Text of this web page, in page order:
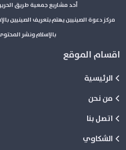
أحد مشاريع جمعية طريق
مركز دعوة الصينيين يهتم بتعريف الصينيين
بالإسلام ونشر
اقسام الموقع
الرئيسية
من نحن
اتصل بنا
الشكاوي